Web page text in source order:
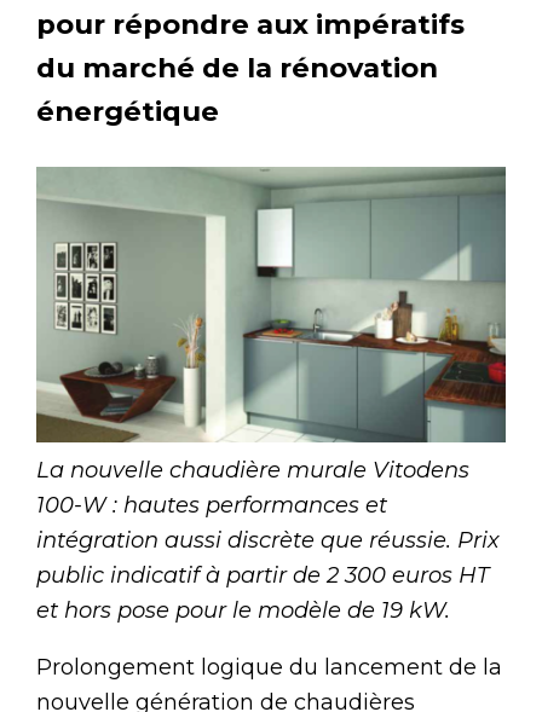
pour répondre aux impératifs
du marché de la rénovation
énergétique
La nouvelle chaudière murale Vitodens
100-W : hautes performances et
intégration aussi discrète que réussie. Prix
public indicatif à partir de 2 300 euros HT
et hors pose pour le modèle de 19 kW.
Prolongement logique du lancement de la
nouvelle génération de chaudières